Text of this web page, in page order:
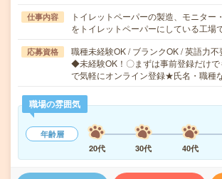
仕事内容
トイレットペーパーの製造、モニター
をトイレットペーパーにしている工場
応募資格
職種未経験OK / ブランクOK / 英語力不
◆未経験OK！〇まずは事前登録だけ
で気軽にオンライン登録★氏名・職種
職場の雰囲気
年齢層
20代
30代 40代